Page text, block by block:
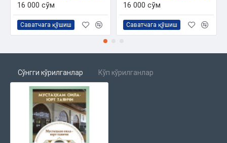
16 000 сўм
Саватчага қўшиш
16 000 сўм
Саватчага қўшиш
Сўнгги кўрилганлар Кўп кўрилганлар